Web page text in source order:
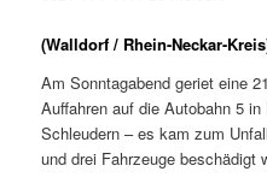
(Walldorf / Rhein-Neckar-
Am Sonntagabend geriet eine
Auffahren auf die Autobahn 5
Schleudern – es kam zum
und drei Fahrzeuge beschädigt